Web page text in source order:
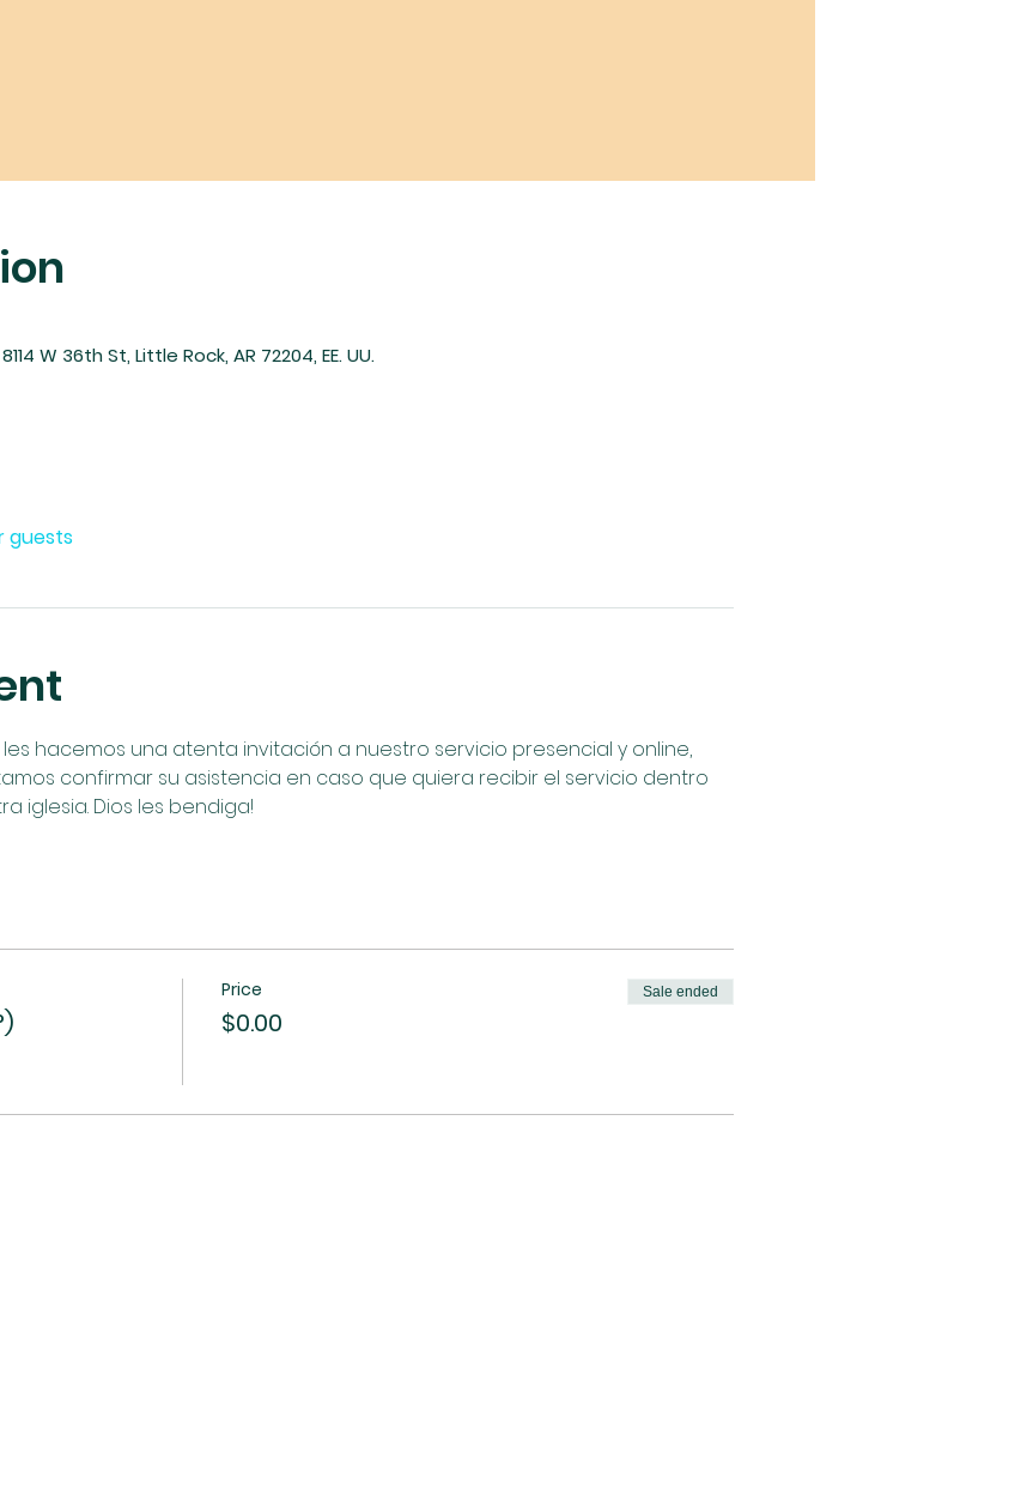
W 36th St, Little Rock, AR 72204, EE. UU.
guests
hacemos una atenta invitación a nuestro servicio presencial y online,
confirmar su asistencia en caso que quiera recibir el servicio dentro
iglesia. Dios les bendiga!
Price
$0.00
Sale ended